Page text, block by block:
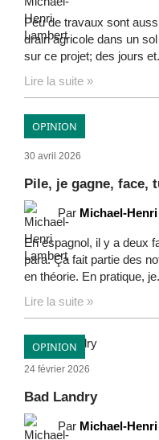
Peu de travaux sont
drain agricole dans un
sur ce projet; des jours
Lire la suite »
OPINION
30 avril 2026
Pile, je gagne, face,
Par Michael-
En espagnol, il y a deux
para. Ça fait partie des
en théorie. En pratique,
Lire la suite »
OPINION
24 février 2026
Bad Landry
Par Michael-